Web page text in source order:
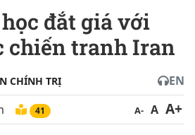
chiến tranh Iran
CHÍNH TRỊ
EN
41 A- A A+